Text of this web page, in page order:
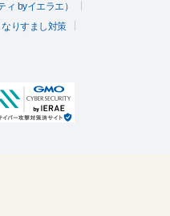
byイエラエ）
なりすまし対策